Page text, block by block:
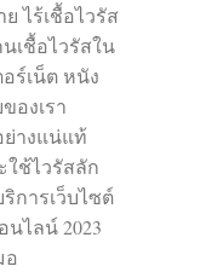
ไร้เชื้อไวรัส
เชื้อไวรัสใน
ร์เน็ต หนัง
องเรา
ย่างแน่แท้
ใช้ไวรัสลัก
การเว็บไซต์
ไลน์ 2023
อ